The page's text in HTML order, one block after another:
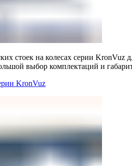
стоек на колесах серии KronVuz
выбор комплектаций и
KronVuz